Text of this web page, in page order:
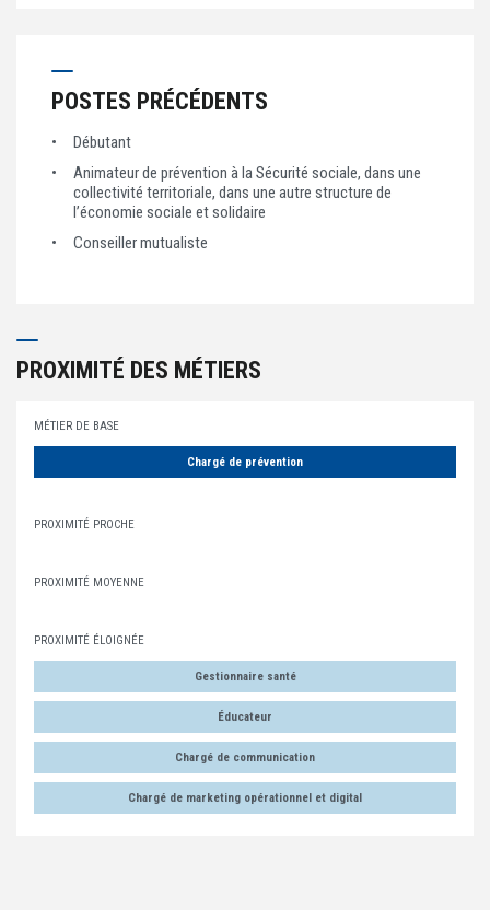
POSTES PRÉCÉDENTS
Débutant
Animateur de prévention à la Sécurité sociale, dans une
collectivité territoriale, dans une autre structure de
l’économie sociale et solidaire
Conseiller mutualiste
PROXIMITÉ DES MÉTIERS
MÉTIER DE BASE
Chargé de prévention
PROXIMITÉ PROCHE
PROXIMITÉ MOYENNE
PROXIMITÉ ÉLOIGNÉE
Gestionnaire santé
Éducateur
Chargé de communication
Chargé de marketing opérationnel et digital